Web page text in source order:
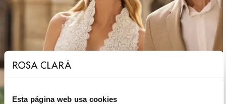
Esta página web usa cookies